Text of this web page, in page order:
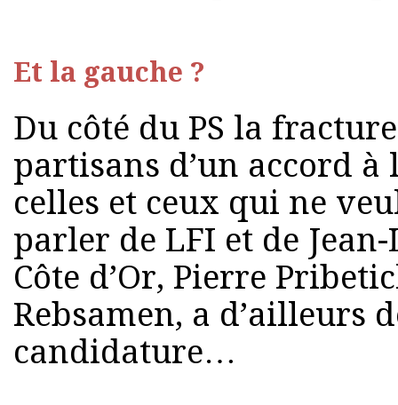
Et la gauche ?
Du côté du PS la
partisans d’un accord à
celles et ceux qui ne
parler de LFI et de
Côte d’Or, Pierre
Rebsamen, a d’ailleurs
candidature…